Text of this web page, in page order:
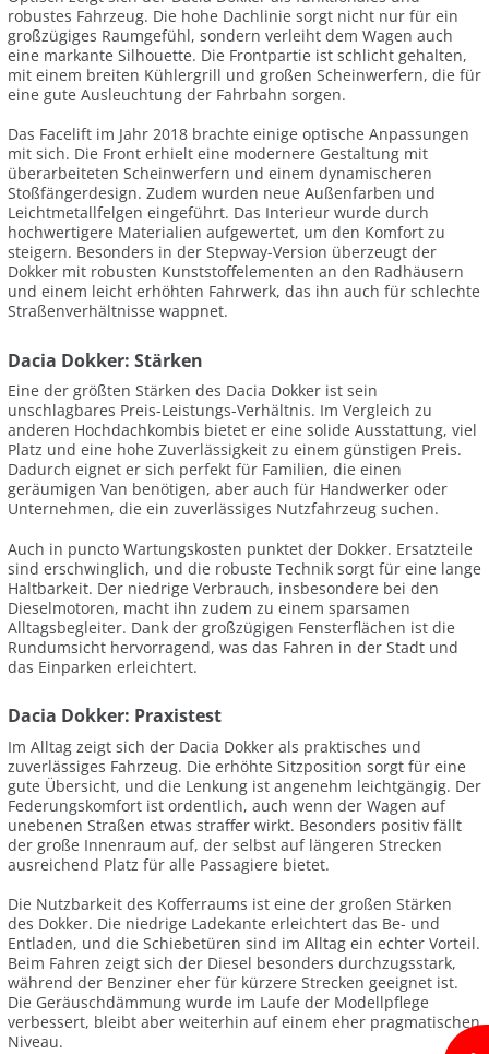
robustes Fahrzeug. Die hohe Dachlinie sorgt nicht nur für ein
großzügiges Raumgefühl, sondern verleiht dem Wagen auch
eine markante Silhouette. Die Frontpartie ist schlicht gehalten,
mit einem breiten Kühlergrill und großen Scheinwerfern, die für
eine gute Ausleuchtung der Fahrbahn sorgen.
Das Facelift im Jahr 2018 brachte einige optische Anpassungen
mit sich. Die Front erhielt eine modernere Gestaltung mit
überarbeiteten Scheinwerfern und einem dynamischeren
Stoßfängerdesign. Zudem wurden neue Außenfarben und
Leichtmetallfelgen eingeführt. Das Interieur wurde durch
hochwertigere Materialien aufgewertet, um den Komfort zu
steigern. Besonders in der Stepway-Version überzeugt der
Dokker mit robusten Kunststoffelementen an den Radhäusern
und einem leicht erhöhten Fahrwerk, das ihn auch für schlechte
Straßenverhältnisse wappnet.
Dacia Dokker: Stärken
Eine der größten Stärken des Dacia Dokker ist sein
unschlagbares Preis-Leistungs-Verhältnis. Im Vergleich zu
anderen Hochdachkombis bietet er eine solide Ausstattung, viel
Platz und eine hohe Zuverlässigkeit zu einem günstigen Preis.
Dadurch eignet er sich perfekt für Familien, die einen
geräumigen Van benötigen, aber auch für Handwerker oder
Unternehmen, die ein zuverlässiges Nutzfahrzeug suchen.
Auch in puncto Wartungskosten punktet der Dokker. Ersatzteile
sind erschwinglich, und die robuste Technik sorgt für eine lange
Haltbarkeit. Der niedrige Verbrauch, insbesondere bei den
Dieselmotoren, macht ihn zudem zu einem sparsamen
Alltagsbegleiter. Dank der großzügigen Fensterflächen ist die
Rundumsicht hervorragend, was das Fahren in der Stadt und
das Einparken erleichtert.
Dacia Dokker: Praxistest
Im Alltag zeigt sich der Dacia Dokker als praktisches und
zuverlässiges Fahrzeug. Die erhöhte Sitzposition sorgt für eine
gute Übersicht, und die Lenkung ist angenehm leichtgängig. Der
Federungskomfort ist ordentlich, auch wenn der Wagen auf
unebenen Straßen etwas straffer wirkt. Besonders positiv fällt
der große Innenraum auf, der selbst auf längeren Strecken
ausreichend Platz für alle Passagiere bietet.
Die Nutzbarkeit des Kofferraums ist eine der großen Stärken
des Dokker. Die niedrige Ladekante erleichtert das Be- und
Entladen, und die Schiebetüren sind im Alltag ein echter Vorteil.
Beim Fahren zeigt sich der Diesel besonders durchzugsstark,
während der Benziner eher für kürzere Strecken geeignet ist.
Die Geräuschdämmung wurde im Laufe der Modellpflege
verbessert, bleibt aber weiterhin auf einem eher pragmatischen
Niveau.